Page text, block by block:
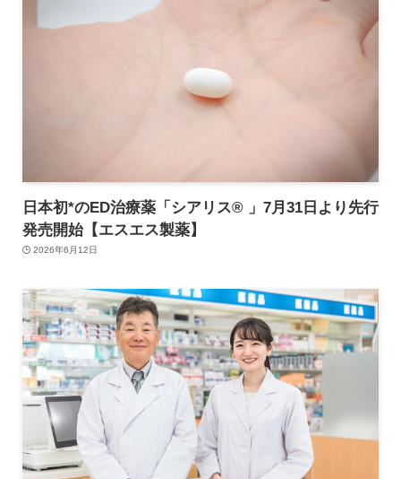
日本初*のED治療薬「シアリス® 」7月31日より先行
発売開始【エスエス製薬】
2026年6月12日